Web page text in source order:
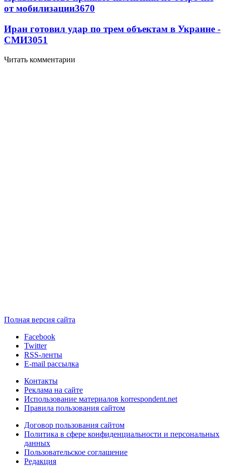
от мобилизации3670
Иран готовил удар по трем объектам в Украине -
СМИ3051
Читать комментарии
Полная версия сайта
Facebook
Twitter
RSS-ленты
E-mail рассылка
Контакты
Реклама на сайте
Использование материалов korrespondent.net
Правила пользования сайтом
Договор пользования сайтом
Политика в сфере конфиденциальности и персональных
данных
Пользовательское соглашение
Редакция